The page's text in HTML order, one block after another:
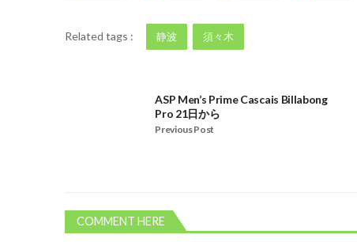
Related tags : 静波 須々木
ASP Men’s Prime Cascais Billabong
Pro 21日から
Previous Post
COMMENT HERE